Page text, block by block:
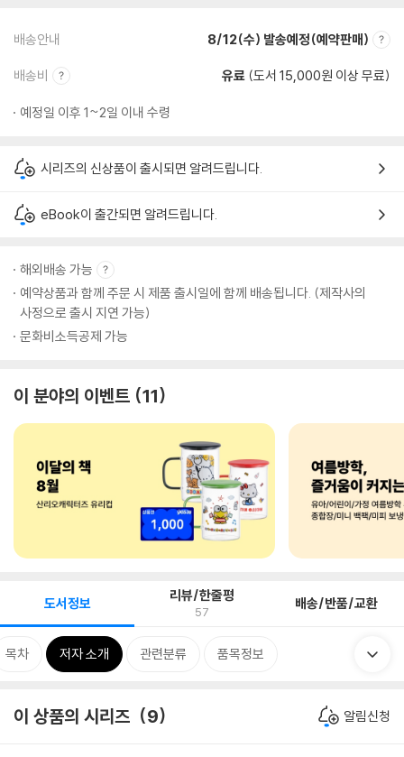
배송안내 8/12(수) 발송예정(예약판매)
배송비 유료 (도서 15,000원 이상 무료)
예정일 이후 1~2일 이내 수령
시리즈의 신상품이 출시되면 알려드립니다.
eBook이 출간되면 알려드립니다.
해외배송 가능
예약상품과 함께 주문 시 제품 출시일에 함께 배송됩니다. (제작사의
사정으로 출시 지연 가능)
문화비소득공제 가능
이 분야의 이벤트 11
도서정보 리뷰/한줄평
57 배송/반품/교환
목차 저자 소개 관련분류 품목정보
이 상품의 시리즈 9 알림신청